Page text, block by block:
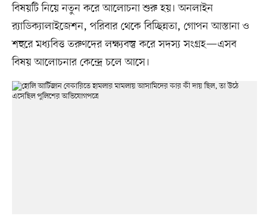
বিষয়টি নিয়ে নতুন করে আলোচনা শুরু হয়। অনলাইন
র‍্যাডিক্যালাইজেশন, পরিবার থেকে বিচ্ছিন্নতা, গোপন আস্তানা ও
শহুরে মধ্যবিত্ত তরুণদের লক্ষ্যবস্তু করে সদস্য সংগ্রহ—এসব
বিষয় আলোচনার কেন্দ্রে চলে আসে।